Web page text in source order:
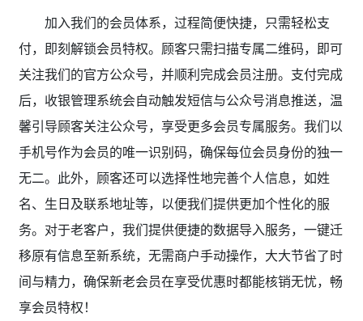
加入我们的会员体系，过程简便快捷，只需轻松支
付，即刻解锁会员特权。顾客只需扫描专属二维码，即可
关注我们的官方公众号，并顺利完成会员注册。支付完成
后，收银管理系统会自动触发短信与公众号消息推送，温
馨引导顾客关注公众号，享受更多会员专属服务。我们以
手机号作为会员的唯一识别码，确保每位会员身份的独一
无二。此外，顾客还可以选择性地完善个人信息，如姓
名、生日及联系地址等，以便我们提供更加个性化的服
务。对于老客户，我们提供便捷的数据导入服务，一键迁
移原有信息至新系统，无需商户手动操作，大大节省了时
间与精力，确保新老会员在享受优惠时都能核销无忧，畅
享会员特权！